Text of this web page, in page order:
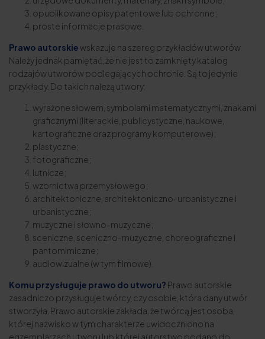
opublikowane opisy patentowe lub ochronne;
proste informacje prasowe.
Prawo autorskiewskazuje na szereg przykładów utworów.
Należy jednak pamiętać, że nie jest to zamknięty katalog
rodzajów utworów podlegających ochronie. Są to jedynie
przykłady. Do takich należą utwory:
wyrażone słowem, symbolami matematycznymi, znakami
graficznymi (literackie, publicystyczne, naukowe,
kartograficzne oraz programy komputerowe);
plastyczne;
fotograficzne;
lutnicze;
wzornictwa przemysłowego;
architektoniczne, architektoniczno-urbanistyczne i
urbanistyczne;
muzyczne i słowno-muzyczne;
sceniczne, sceniczno-muzyczne, choreograficzne i
pantomimiczne;
audiowizualne (w tym filmowe).
Komu przysługuje prawo do utworu? Prawo autorskie
zasadniczo przysługuje twórcy, czy osobie, która dany utwór
stworzyła. Prawo autorskie zakłada, że twórcą jest osoba,
której nazwisko w tym charakterze uwidoczniono na
egzemplarzach utworu lub której autorstwo podano do